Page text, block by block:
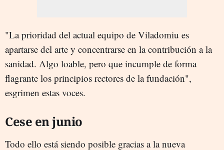
"La prioridad del actual equipo de Viladomiu es
apartarse del arte y concentrarse en la contribución a la
sanidad. Algo loable, pero que incumple de forma
flagrante los principios rectores de la fundación",
esgrimen estas voces.
Cese en junio
Todo ello está siendo posible gracias a la nueva